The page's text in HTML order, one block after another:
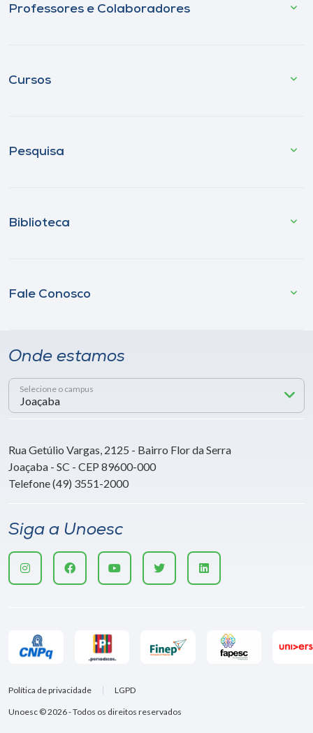
Professores e Colaboradores
Cursos
Pesquisa
Biblioteca
Fale Conosco
Onde estamos
Selecione o campus
Rua Getúlio Vargas, 2125 - Bairro Flor da Serra
Joaçaba - SC - CEP 89600-000
Telefone (49) 3551-2000
Siga a Unoesc
Unoesc © 2026 - Todos os direitos reservados
Política de privacidade LGPD